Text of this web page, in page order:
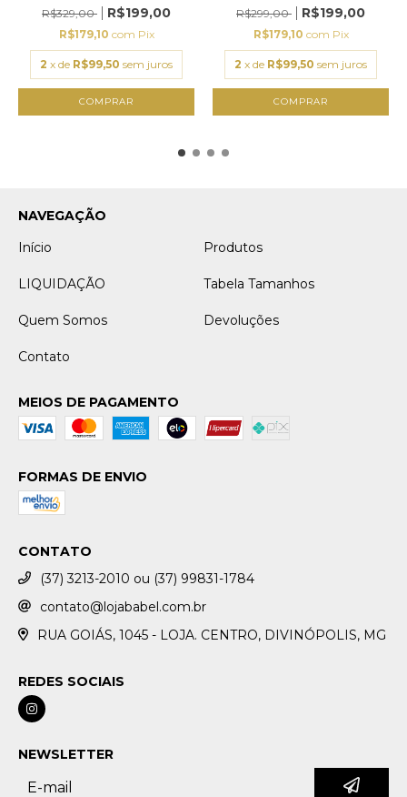
R$329,00
R$199,00
R$179,10 com Pix
2 x de R$99,50 sem juros
COMPRAR
R$299,00
R$199,00
R$179,10 com Pix
2 x de R$99,50 sem juros
COMPRAR
NAVEGAÇÃO
Início
Produtos
LIQUIDAÇÃO Tabela Tamanhos
Quem Somos Devoluções
Contato
MEIOS DE PAGAMENTO
FORMAS DE ENVIO
CONTATO
(37) 3213-2010 ou (37) 99831-1784
contato@lojababel.com.br
RUA GOIÁS, 1045 - LOJA. CENTRO, DIVINÓPOLIS, MG
REDES SOCIAIS
NEWSLETTER